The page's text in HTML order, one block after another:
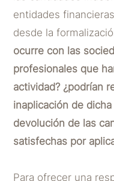
entidades
desde la
ocurre con las
profesionales que
actividad? ¿podrían
inaplicación de
devolución de las
satisfechas por
Para ofrecer una